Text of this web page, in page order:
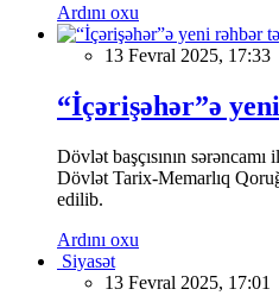
Ardını oxu
13 Fevral 2025, 17:33
“İçərişəhər”ə
Dövlət başçısının
Dövlət Tarix-Memarlıq
edilib.
Ardını oxu
Siyasət
13 Fevral 2025, 17:01